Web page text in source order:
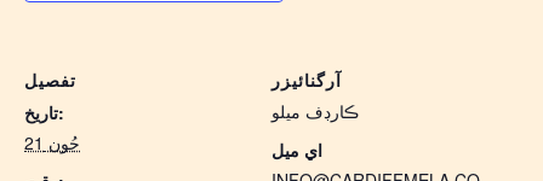
تفصيل
تاريخ:
جُون 21
آرگنائيزر
ڪارڊف ميلو
اي ميل